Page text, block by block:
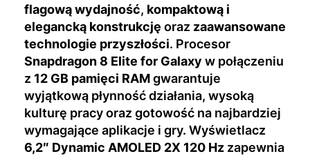
flagową wydajność, kompaktową i
elegancką konstrukcję oraz zaawansowane
technologie przyszłości. Procesor
Snapdragon 8 Elite for Galaxy w połączeniu
z 12 GB pamięci RAMgwarantuje
wyjątkową płynność działania, wysoką
kulturę pracy oraz gotowość na najbardziej
wymagające aplikacje i gry. Wyświetlacz
6,2″ Dynamic AMOLED 2X 120 Hz zapewnia